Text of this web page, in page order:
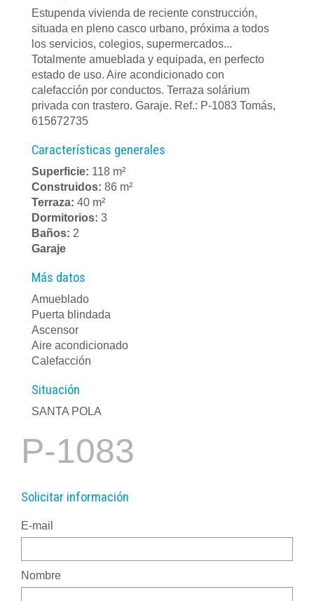
Estupenda vivienda de reciente construcción,
situada en pleno casco urbano, próxima a todos
los servicios, colegios, supermercados...
Totalmente amueblada y equipada, en perfecto
estado de uso. Aire acondicionado con
calefacción por conductos. Terraza solárium
privada con trastero. Garaje. Ref.: P-1083 Tomás,
615672735
Características generales
Superficie: 118 m²
Construidos: 86 m²
Terraza: 40 m²
Dormitorios: 3
Baños: 2
Garaje
Más datos
Amueblado
Puerta blindada
Ascensor
Aire acondicionado
Calefacción
Situación
SANTA POLA
P-1083
Solicitar información
E-mail
Nombre